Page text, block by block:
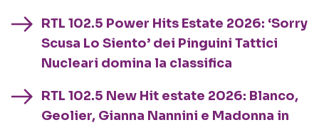
RTL 102.5 Power Hits Estate 2026: ‘Sorry
Scusa Lo Siento’ dei Pinguini Tattici
Nucleari domina la classifica
RTL 102.5 New Hit estate 2026: Blanco,
Geolier, Gianna Nannini e Madonna in